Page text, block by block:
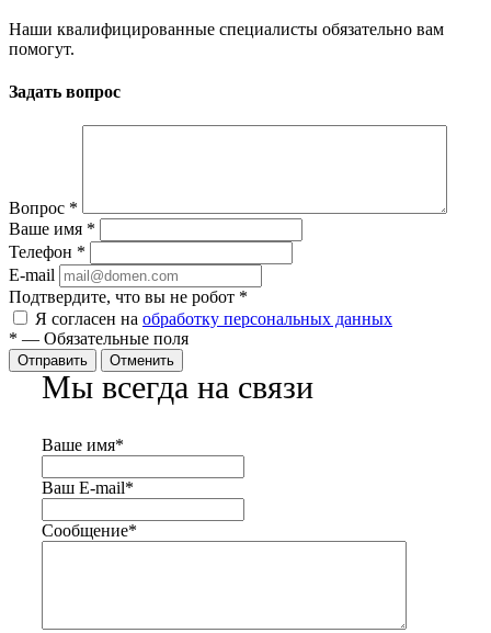
Наши квалифицированные специалисты обязательно вам
помогут.
Задать вопрос
Вопрос *
Ваше имя *
Телефон *
E-mail
Подтвердите, что вы не робот *
Я согласен на обработку персональных данных
* — Обязательные поля
Отправить Отменить
Мы всегда на связи
Ваше имя*
Ваш E-mail*
Сообщение*